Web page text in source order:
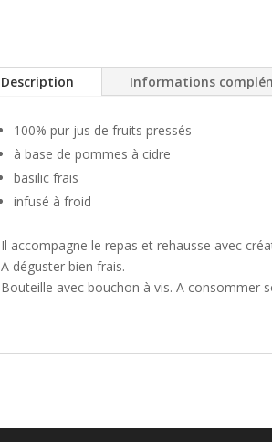
Description Informations
100% pur jus de fruits pressés
à base de pommes à cidre
basilic frais
infusé à froid
Il accompagne le repas et rehausse avec
A déguster bien frais.
Bouteille avec bouchon à vis. A consommer